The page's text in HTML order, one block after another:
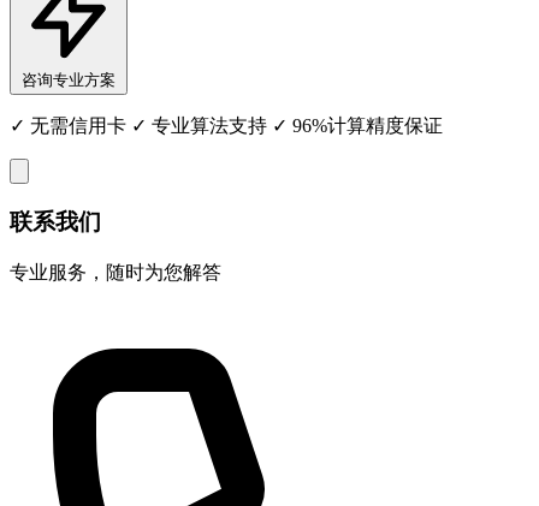
咨询专业方案
✓ 无需信用卡 ✓ 专业算法支持 ✓ 96%计算精度保证
联系我们
专业服务，随时为您解答